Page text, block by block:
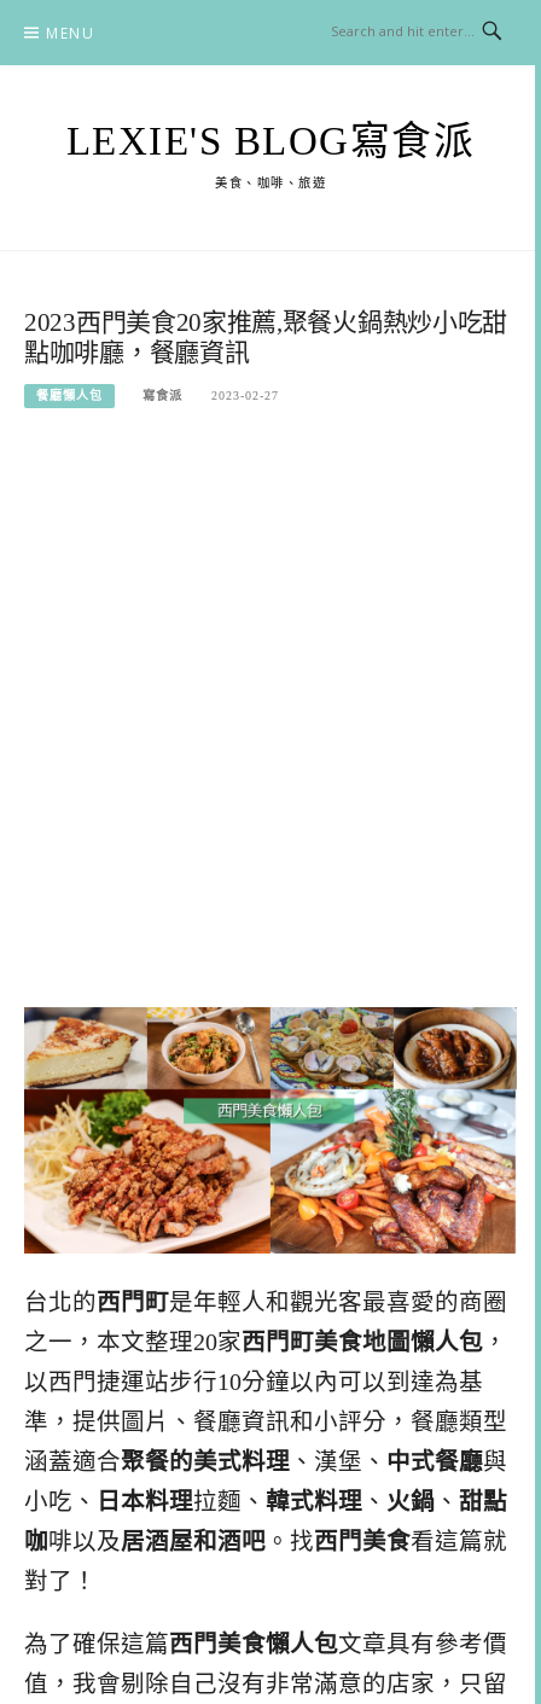
content
MENU
LEXIE'S BLOG寫食派
美食、咖啡、旅遊
2023西門美食20家推薦,聚餐火鍋熱炒小吃甜
點咖啡廳，餐廳資訊
餐廳懶人包 寫食派 2023-02-27
台北的西門町是年輕人和觀光客最喜愛的商圈
之一，本文整理20家西門町美食地圖懶人包 ，
以西門捷運站步行10分鐘以內可以到達為基
準，提供圖片、餐廳資訊和小評分，餐廳類型
涵蓋適合聚餐的美式料理 、漢堡、 中式餐廳與
小吃、 日本料理拉麵、 韓式料理 、 火鍋 、 甜點
咖啡以及居酒屋和酒吧 。找西門美食看這篇就
對了！
為了確保這篇西門美食懶人包文章具有參考價
值，我會剔除自己沒有非常滿意的店家，只留